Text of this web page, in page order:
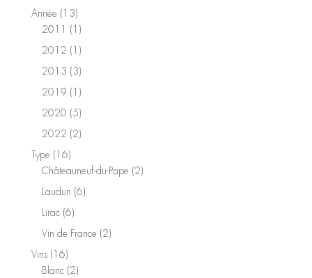
produits
Année 1313
produits
2011 1 1
produit
2012 1 1
produit
2013 33
produits
2019 1 1
produit
2020 55
produits
2022 22
Type 1616
produits
Châteauneuf-du-Pape 22
Laudun 66
Lirac 66
produits
Vin de France 22
Vins 1616
produits
Blanc 22